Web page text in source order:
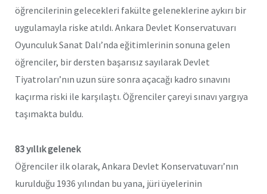
öğrencilerinin gelecekleri fakülte geleneklerine aykırı bir
uygulamayla riske atıldı. Ankara Devlet Konservatuvarı
Oyunculuk Sanat Dalı’nda eğitimlerinin sonuna gelen
öğrenciler, bir dersten başarısız sayılarak Devlet
Tiyatroları’nın uzun süre sonra açacağı kadro sınavını
kaçırma riski ile karşılaştı. Öğrenciler çareyi sınavı yargıya
taşımakta buldu.
83 yıllık gelenek
Öğrenciler ilk olarak, Ankara Devlet Konservatuvarı’nın
kurulduğu 1936 yılından bu yana, jüri üyelerinin